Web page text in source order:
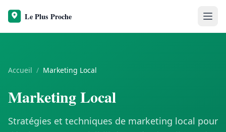
Accueil / Marketing Local
Marketing Local
Stratégies et techniques de marketing local pour